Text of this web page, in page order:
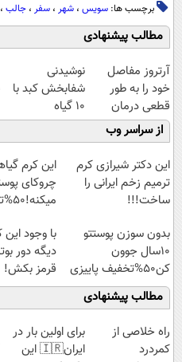
برچسب ها: سویس ، شهر ، سفر ، جالب ،
مطالب پیشنهادی
آرتروز مفاصل
خود را به طور
قطعی درمان
کنید!
◗پرسش‌نامه◖
نوشیدنی
شفابخش کبد با
10 گیاه
موثر(تخفیف تا
امشب)
از سراسر وب
این دکتر شیرازی کرم
ترمیم زخم ایرانی را
ساخت!!!
این کرم
چروکای
میکنه!50%تخفیف
بدون سوزن پوستتو
10سال جوون
کن50%تخفیف پاییزی
با وجود
دیگه دور
قرمز بکش!
مطالب پیشنهادی
‌راه خلاصی از
کمردرد
برای اولین بار در
ایران🇮🇷 این